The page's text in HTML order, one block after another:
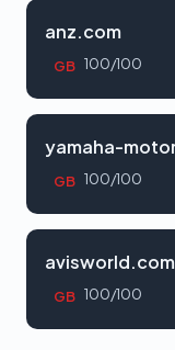
anz.com
GB 100/100
yamaha-
GB 100/100
avisworld.com
GB 100/100